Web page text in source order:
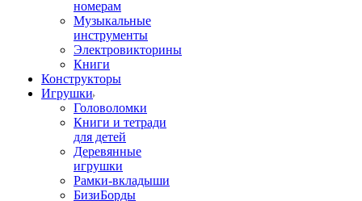
номерам
Музыкальные
инструменты
Электровикторины
Книги
Конструкторы
Игрушки
Головоломки
Книги и тетради
для детей
Деревянные
игрушки
Рамки-вкладыши
БизиБорды